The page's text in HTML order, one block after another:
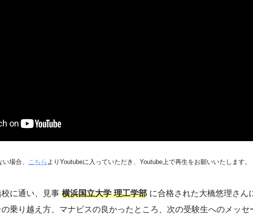
場合、 こちら よりYoutubeに入っていただき、Youtube上で再生をお願いいたします。
に通い、見事 横浜国立大学 理工学部 に合格された大橋悠理さん
乗り越え方、マナビスの良かったところ、次の受験生へのメッセ